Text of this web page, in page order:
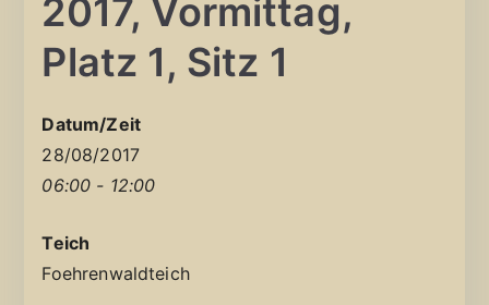
2017, Vormittag,
Platz 1, Sitz 1
Datum/Zeit
28/08/2017
06:00 - 12:00
Teich
Foehrenwaldteich